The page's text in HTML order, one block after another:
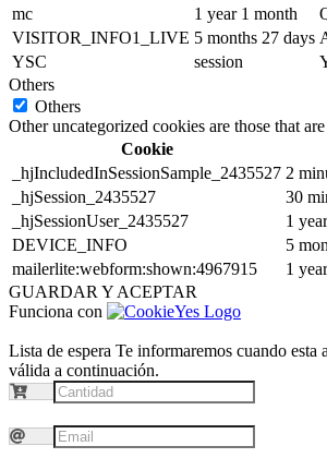
mc
1 year 1 month
VISITOR_INFO1_LIVE 5 months 27 days
YSC
session
Others
Others
Other uncategorized cookies are those that
Cookie
_hjIncludedInSessionSample_2435527 2
_hjSession_2435527
30
_hjSessionUser_2435527
1 year
DEVICE_INFO
5
mailerlite:webform:shown:4967915
1
GUARDAR Y ACEPTAR
Funciona con
Lista de espera Te informaremos cuando
válida a continuación.